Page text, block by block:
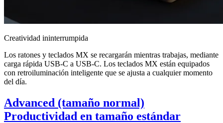
Creatividad ininterrumpida
Los ratones y teclados MX se recargarán mientras trabajas, mediante
carga rápida USB-C a USB-C. Los teclados MX están equipados
con retroiluminación inteligente que se ajusta a cualquier momento
del día.
Advanced (tamaño normal)
Productividad en tamaño estándar